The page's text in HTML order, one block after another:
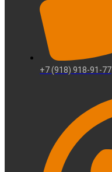
+7 (918) 918-91-77